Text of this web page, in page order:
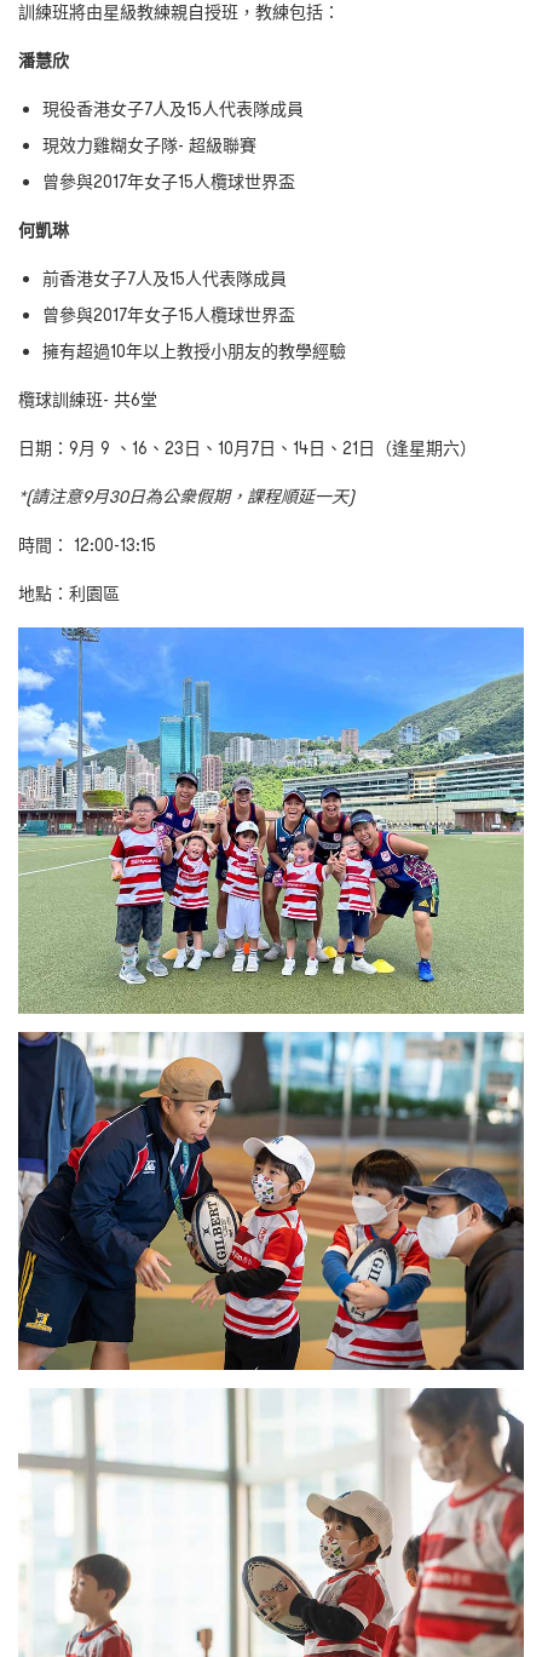
訓練班將由星級教練親自授班，教練包括：
潘慧欣
現役香港女子7人及15人代表隊成員
現效力雞糊女子隊- 超級聯賽
曾參與2017年女子15人欖球世界盃
何凱琳
前香港女子7人及15人代表隊成員
曾參與2017年女子15人欖球世界盃
擁有超過10年以上教授小朋友的教學經驗
欖球訓練班- 共6堂
日期：9月 9 、16、23日、10月7日、14日、21日（逢星期六）
*(請注意9月30日為公衆假期，課程順延一天)
時間： 12:00-13:15
地點：利園區